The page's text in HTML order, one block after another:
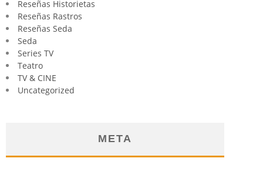
Reseñas Historietas
Reseñas Rastros
Reseñas Seda
Seda
Series TV
Teatro
TV & CINE
Uncategorized
META